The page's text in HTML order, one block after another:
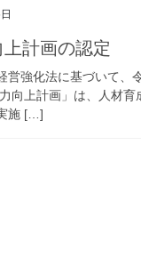
計画の認定
営強化法に基づいて、
向上計画」は、人材
施 […]